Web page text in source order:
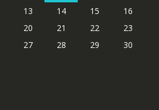
13 14 15
16
20 21 22
23
27 28 29
30